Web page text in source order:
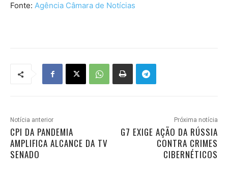
Fonte: Agência Câmara de Notícias
Notícia anterior
CPI DA PANDEMIA
AMPLIFICA ALCANCE DA TV
SENADO
Próxima notícia
G7 EXIGE AÇÃO DA RÚSSIA
CONTRA CRIMES
CIBERNÉTICOS